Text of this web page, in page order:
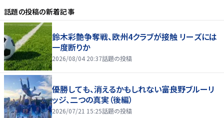
話題の投稿の新着記事
鈴木彩艶争奪戦、欧州4クラブが接触 リーズには
一度断りか
2026/08/04 20:37話題の投稿
優勝しても、消えるかもしれない――富良野ブルーリ
ッジ、二つの真実（後編）
2026/07/21 15:25話題の投稿